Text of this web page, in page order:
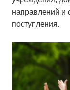
направлений и
поступления.